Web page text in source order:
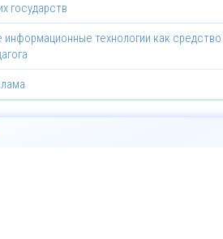
государств
технологии как